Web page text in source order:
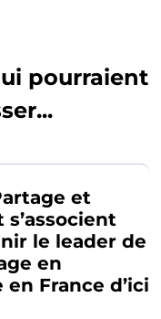
pourraient
et
le leader de
en
France d’ici